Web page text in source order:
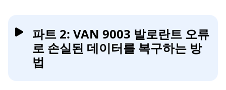
파트 2: VAN 9003 발로란트 오류
로 손실된 데이터를 복구하는 방
법